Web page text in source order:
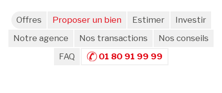
Offres Proposer un bien Estimer
Investir
Notre agence
Nos transactions
Nos conseils
FAQ
01 80 91 99 99